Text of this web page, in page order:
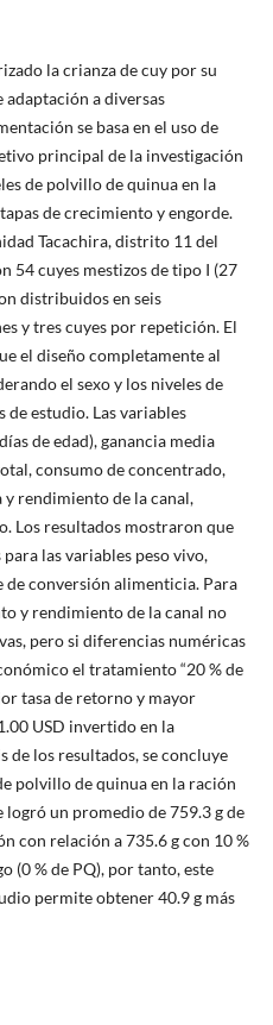
la crianza de cuy por su
a diversas
se basa en el uso de
principal de la investigación
de polvillo de quinua en la
de crecimiento y engorde.
Tacachira, distrito 11 del
54 cuyes mestizos de tipo I (27
distribuidos en seis
y tres cuyes por repetición. El
el diseño completamente al
el sexo y los niveles de
estudio. Las variables
de edad), ganancia media
consumo de concentrado,
rendimiento de la canal,
Los resultados mostraron que
las variables peso vivo,
de conversión alimenticia. Para
y rendimiento de la canal no
pero si diferencias numéricas
el tratamiento “20 % de
tasa de retorno y mayor
USD invertido en la
de los resultados, se concluye
polvillo de quinua en la ración
logró un promedio de 759.3 g de
con relación a 735.6 g con 10 %
(0 % de PQ), por tanto, este
permite obtener 40.9 g más